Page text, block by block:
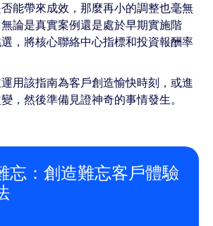
能帶來成效，那麼再小的調整也毫無
論是真實案例還是處於早期實施階
，將核心聯絡中心指標和投資報酬率
運用該指南為客戶創造愉快時刻，或進
，然後準備見證神奇的事情發生。
忘：創造難忘客戶體驗